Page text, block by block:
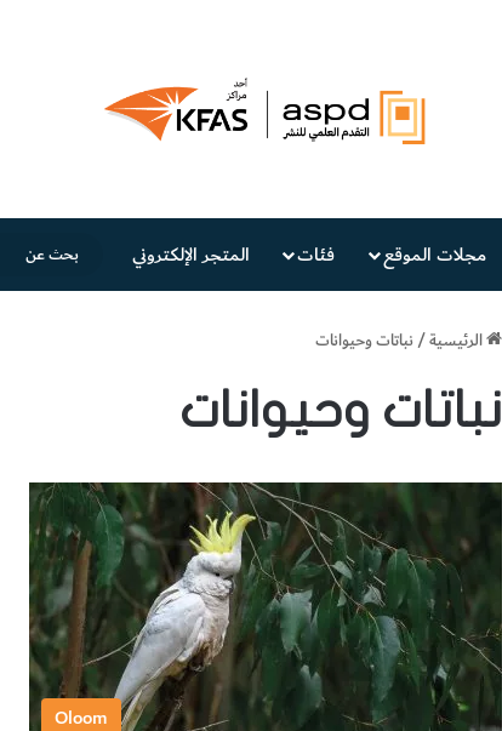
مجلات الموقع فئات المتجر الإلكتروني
الرئيسية/نباتات وحيوانات
نباتات وحيوانات
Oloom